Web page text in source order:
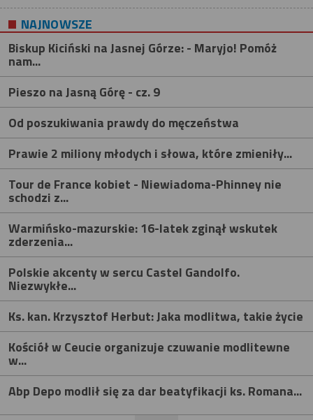
NAJNOWSZE
Biskup Kiciński na Jasnej Górze: - Maryjo! Pomóż
nam...
Pieszo na Jasną Górę - cz. 9
Od poszukiwania prawdy do męczeństwa
Prawie 2 miliony młodych i słowa, które zmieniły...
Tour de France kobiet - Niewiadoma-Phinney nie
schodzi z...
Warmińsko-mazurskie: 16-latek zginął wskutek
zderzenia...
Polskie akcenty w sercu Castel Gandolfo.
Niezwykłe...
Ks. kan. Krzysztof Herbut: Jaka modlitwa, takie życie
Kościół w Ceucie organizuje czuwanie modlitewne
w...
Abp Depo modlił się za dar beatyfikacji ks. Romana...